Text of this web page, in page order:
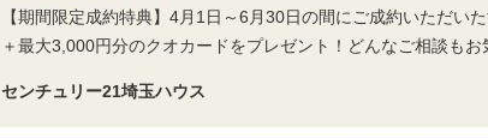
【期間限定成約特典】4月1日～6月30日の間にご成約いただい
＋最大3,000円分のクオカードをプレゼント！どんなご相談もお
センチュリー21埼玉ハウス